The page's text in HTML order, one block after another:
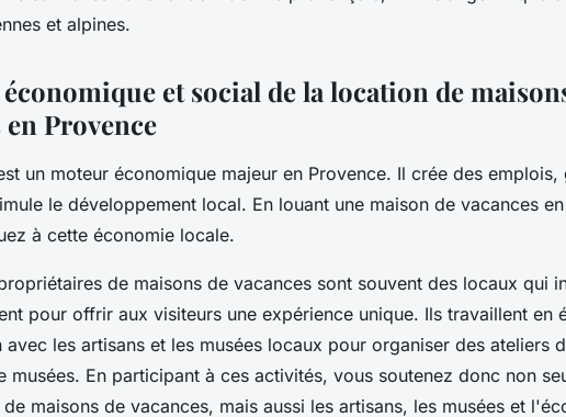
et alpines.
et social de la location de
en Provence
un moteur économique majeur en Provence. Il crée des emplois,
le développement local. En louant une maison de vacances
à cette économie locale.
de maisons de vacances sont souvent des locaux qui
pour offrir aux visiteurs une expérience unique. Ils travaillent en
les artisans et les musées locaux pour organiser des ateliers
musées. En participant à ces activités, vous soutenez donc non
maisons de vacances, mais aussi les artisans, les musées et